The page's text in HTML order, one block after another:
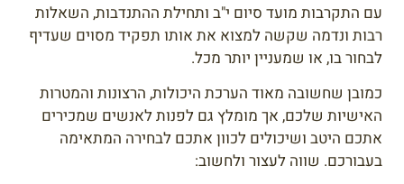
עם התקרבות מועד סיום י"ב ותחילת ההתנדבות, השאלות
רבות ונדמה שקשה למצוא את אותו תפקיד מסוים שעדיף
לבחור בו, או שמעניין יותר מכל.
כמובן שחשובה מאוד הערכת היכולות, הרצונות והמטרות
האישיות שלכם, אך מומלץ גם לפנות לאנשים שמכירים
אתכם היטב ושיכולים לכוון אתכם לבחירה המתאימה
בעבורכם. שווה לעצור ולחשוב: